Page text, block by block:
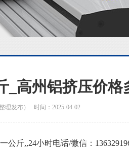
_高州铝挤压价格
理发布） 时间：2025-04-02
斤,,24小时电话/微信：